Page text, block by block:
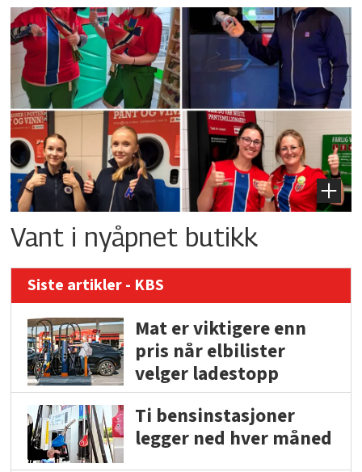
Vant i nyåpnet butikk
Siste artikler - KBS
Mat er viktigere enn
pris når elbilister
velger ladestopp
Ti bensinstasjoner
legger ned hver måned